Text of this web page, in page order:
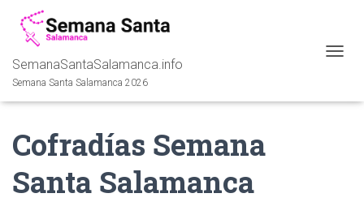
SemanaSantaSalamanca.info
Semana Santa Salamanca 2026
Cofradías Semana
Santa Salamanca